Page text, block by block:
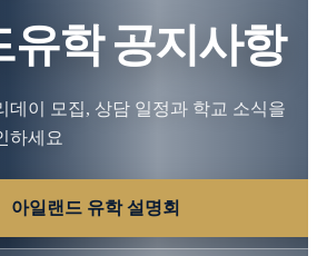
유학 공지사항
데이 모집, 상담 일정과 학교 소식을
하세요
아일랜드 유학 설명회